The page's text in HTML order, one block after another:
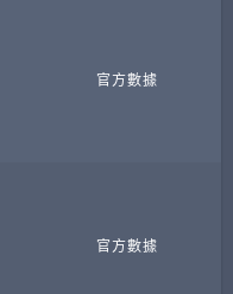
官方數據
官方數據